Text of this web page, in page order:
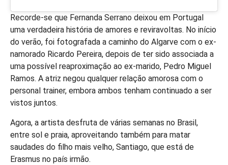
Recorde-se que Fernanda Serrano deixou em Portugal
uma verdadeira história de amores e reviravoltas. No início
do verão, foi fotografada a caminho do Algarve com o ex-
namorado Ricardo Pereira, depois de ter sido associada a
uma possível reaproximação ao ex-marido, Pedro Miguel
Ramos. A atriz negou qualquer relação amorosa com o
personal trainer, embora ambos tenham continuado a ser
vistos juntos.
Agora, a artista desfruta de várias semanas no Brasil,
entre sol e praia, aproveitando também para matar
saudades do filho mais velho, Santiago, que está de
Erasmus no país irmão.